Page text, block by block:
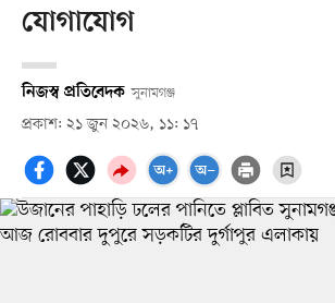
যোগাযোগ
নিজস্ব প্রতিবেদক সুনামগঞ্জ
প্রকাশ: ২১ জুন ২০২৬, ১১: ১৭